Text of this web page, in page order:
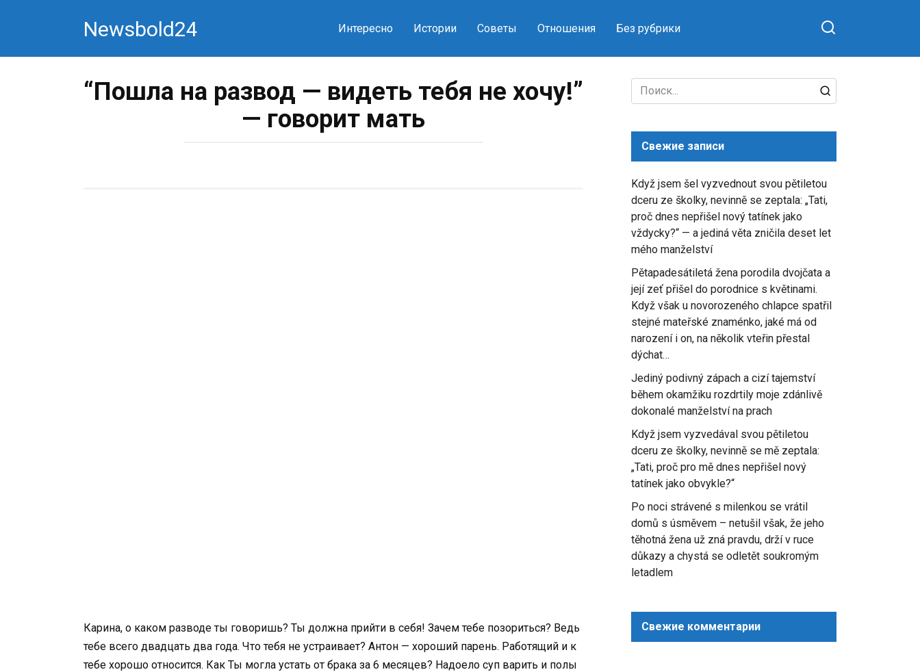
Newsbold24 Интересно Истории Советы Отношения Без рубрики
“Пошла на развод — видеть тебя не хочу!”
— говорит мать
Карина, о каком разводе ты говоришь? Ты должна прийти в себя! Зачем тебе позориться? Ведь
тебе всего двадцать два года. Что тебя не устраивает? Антон — хороший парень. Работящий и к
тебе хорошо относится. Как Ты могла устать от брака за 6 месяцев? Надоело суп варить и полы
Search
for:
Свежие записи
Když jsem šel vyzvednout svou pětiletou
dceru ze školky, nevinně se zeptala: „Tati,
proč dnes nepřišel nový tatínek jako
vždycky?“ — a jediná věta zničila deset let
mého manželství
Pětapadesátiletá žena porodila dvojčata a
její zeť přišel do porodnice s květinami.
Když však u novorozeného chlapce spatřil
stejné mateřské znaménko, jaké má od
narození i on, na několik vteřin přestal
dýchat…
Jediný podivný zápach a cizí tajemství
během okamžiku rozdrtily moje zdánlivě
dokonalé manželství na prach
Když jsem vyzvedával svou pětiletou
dceru ze školky, nevinně se mě zeptala:
„Tati, proč pro mě dnes nepřišel nový
tatínek jako obvykle?“
Po noci strávené s milenkou se vrátil
domů s úsměvem – netušil však, že jeho
těhotná žena už zná pravdu, drží v ruce
důkazy a chystá se odletět soukromým
letadlem
Свежие комментарии